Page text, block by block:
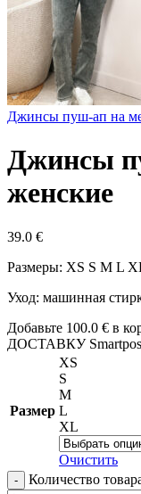
Джинсы пуш-ап на
Джинсы
женские
39.0 €
Размеры: XS S M L
Уход: машинная
Добавьте 100.0 € в
ДОСТАВКУ
Размер
XS
S
M
L
XL
Очистить
Количество